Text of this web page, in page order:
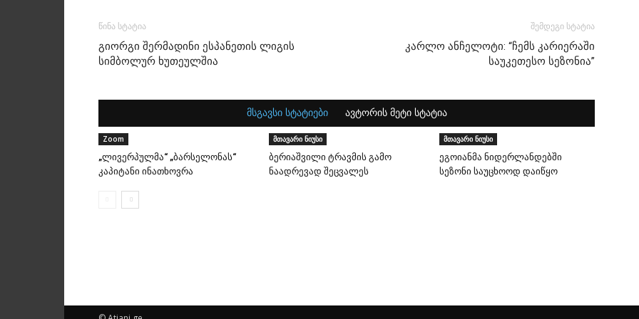
წინა სტატია
გიორგი შერმადინი ესპანეთის ლიგის
სიმბოლურ ხუთეულშია
შემდეგი სტატია
კარლო ანჩელოტი: “ჩემს კარიერაში
საუკეთესო სეზონია”
მსგავსი სტატიები ავტორის მეტი სტატია
Zoom
„ლივერპულმა“ „ბარსელონას“
კაპიტანი ინათხოვრა
მთავარი ნიუსი
ბერიაშვილი ტრავმის გამო
ნაადრევად შეცვალეს
მთავარი ნიუსი
ეგოიანმა ნიდერლანდებში
სეზონი საუცხოოდ დაიწყო